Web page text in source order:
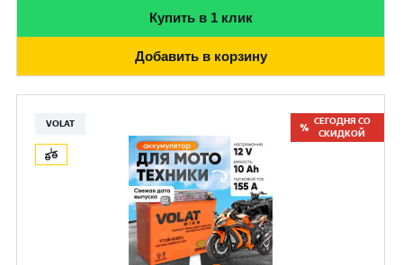
Купить в 1 клик
Добавить в корзину
VOLAT
СЕГОДНЯ СО
СКИДКОЙ